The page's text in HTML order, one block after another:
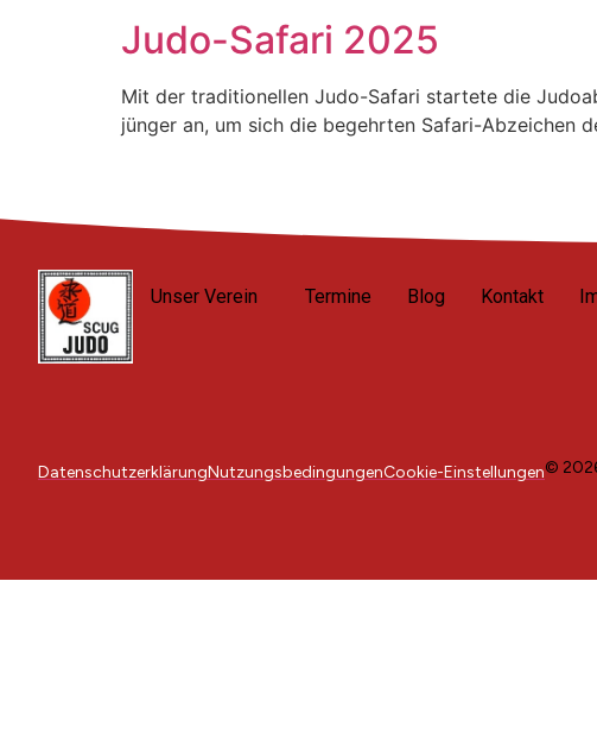
Judo-Safari 2025
Mit der traditionellen Judo-Safari startete die
jünger an, um sich die begehrten Safari-Abzeichen
Unser Verein Termine Blog Kontakt
DatenschutzerklärungNutzungsbedingungenCookie-Einstellungen©